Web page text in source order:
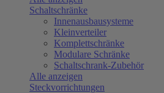
Schaltschränke
Innenausbausysteme
Kleinverteiler
Komplettschränke
Modulare Schränke
Schaltschrank-Zubehör
Alle anzeigen
Steckvorrichtungen